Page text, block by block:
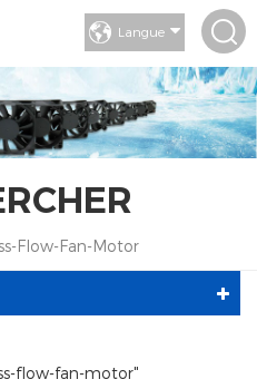
Langue
Flow-Fan-Motor
flow-fan-motor"